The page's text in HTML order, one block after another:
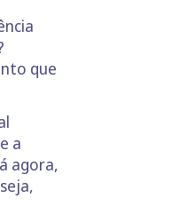
que
a
agora,